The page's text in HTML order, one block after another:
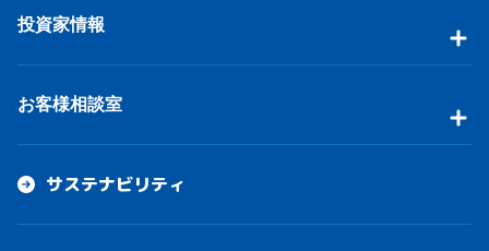
投資家情報
お客様相談室
サステナビリティ